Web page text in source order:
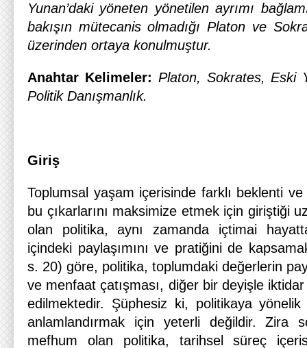
Yunan’daki yöneten yönetilen ayrımı
bakışın mütecanis olmadığı Platon ve
üzerinden ortaya konulmuştur.
Anahtar Kelimeler: Platon, Sokrates, Eski
Politik Danışmanlık.
Giriş
Toplumsal yaşam içerisinde farklı beklenti ve
bu çıkarlarını maksimize etmek için giriştiği
olan politika, aynı zamanda içtimai
içindeki paylaşımını ve pratiğini de
s. 20) göre, politika, toplumdaki değerlerin
ve menfaat çatışması, diğer bir deyişle
edilmektedir. Şüphesiz ki, politikaya yönelik
anlamlandırmak için yeterli değildir. Zira
mefhum olan politika, tarihsel süreç